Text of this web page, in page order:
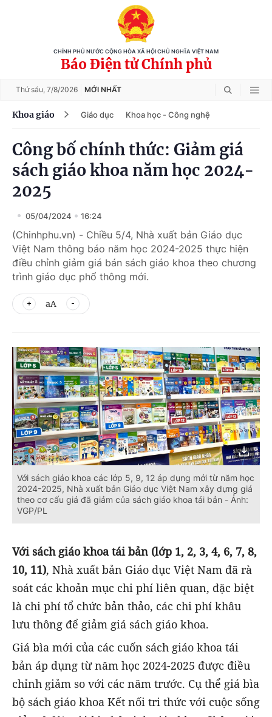
CHÍNH PHỦ NƯỚC CỘNG HÒA XÃ HỘI CHỦ NGHĨA VIỆT NAM
Báo Điện tử Chính phủ
Thứ sáu, 7/8/2026 MỚI NHẤT
Khoa giáo Giáo dục Khoa học - Công nghệ
Công bố chính thức: Giảm giá
sách giáo khoa năm học 2024-
2025
05/04/2024 16:24
(Chinhphu.vn) - Chiều 5/4, Nhà xuất bản Giáo dục
Việt Nam thông báo năm học 2024-2025 thực hiện
điều chỉnh giảm giá bán sách giáo khoa theo chương
trình giáo dục phổ thông mới.
aA
Với sách giáo khoa các lớp 5, 9, 12 áp dụng mới từ năm học
2024-2025, Nhà xuất bản Giáo dục Việt Nam xây dựng giá
theo cơ cấu giá đã giảm của sách giáo khoa tái bản - Ảnh:
VGP/PL
Với sách giáo khoa tái bản (lớp 1, 2, 3, 4, 6, 7, 8,
10, 11), Nhà xuất bản Giáo dục Việt Nam đã rà
soát các khoản mục chi phí liên quan, đặc biệt
là chi phí tổ chức bản thảo, các chi phí khâu
lưu thông để giảm giá sách giáo khoa.
Giá bìa mới của các cuốn sách giáo khoa tái
bản áp dụng từ năm học 2024-2025 được điều
chỉnh giảm so với các năm trước. Cụ thể giá bìa
bộ sách giáo khoa Kết nối tri thức với cuộc sống